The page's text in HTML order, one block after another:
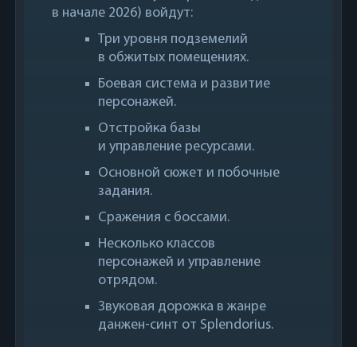
в начале 2026) войдут:
Три уровня подземелий
в обжитых помещениях.
Боевая система и развитие
персонажей.
Отстройка базы
и управление ресурсами.
Основной сюжет и побочные
задания.
Сражения с боссами.
Несколько классов
персонажей и управление
отрядом.
Звуковая дорожка в жанре
данжен-синт от Splendorius.